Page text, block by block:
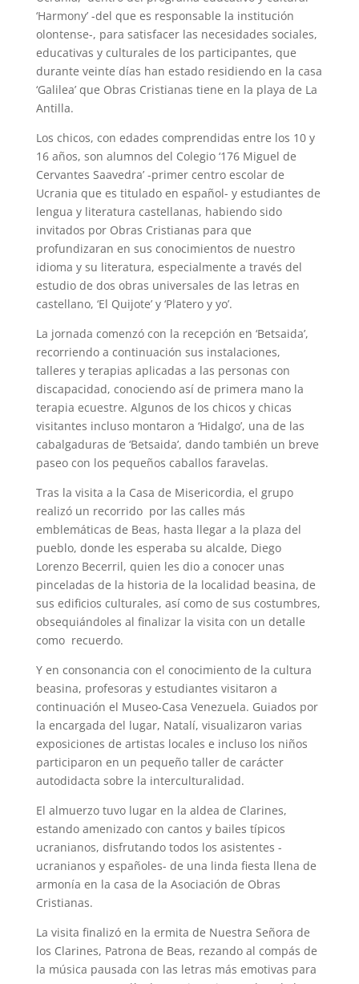
‘Harmony’ -del que es responsable la institución
olontense-, para satisfacer las necesidades sociales,
educativas y culturales de los participantes, que
durante veinte días han estado residiendo en la casa
‘Galilea’ que Obras Cristianas tiene en la playa de La
Antilla.
Los chicos, con edades comprendidas entre los 10 y
16 años, son alumnos del Colegio ‘176 Miguel de
Cervantes Saavedra’ -primer centro escolar de
Ucrania que es titulado en español- y estudiantes de
lengua y literatura castellanas, habiendo sido
invitados por Obras Cristianas para que
profundizaran en sus conocimientos de nuestro
idioma y su literatura, especialmente a través del
estudio de dos obras universales de las letras en
castellano, ‘El Quijote’ y ‘Platero y yo’.
La jornada comenzó con la recepción en ‘Betsaida’,
recorriendo a continuación sus instalaciones,
talleres y terapias aplicadas a las personas con
discapacidad, conociendo así de primera mano la
terapia ecuestre. Algunos de los chicos y chicas
visitantes incluso montaron a ‘Hidalgo’, una de las
cabalgaduras de ‘Betsaida’, dando también un breve
paseo con los pequeños caballos faravelas.
Tras la visita a la Casa de Misericordia, el grupo
realizó un recorrido por las calles más
emblemáticas de Beas, hasta llegar a la plaza del
pueblo, donde les esperaba su alcalde, Diego
Lorenzo Becerril, quien les dio a conocer unas
pinceladas de la historia de la localidad beasina, de
sus edificios culturales, así como de sus costumbres,
obsequiándoles al finalizar la visita con un detalle
como recuerdo.
Y en consonancia con el conocimiento de la cultura
beasina, profesoras y estudiantes visitaron a
continuación el Museo-Casa Venezuela. Guiados por
la encargada del lugar, Natalí, visualizaron varias
exposiciones de artistas locales e incluso los niños
participaron en un pequeño taller de carácter
autodidacta sobre la interculturalidad.
El almuerzo tuvo lugar en la aldea de Clarines,
estando amenizado con cantos y bailes típicos
ucranianos, disfrutando todos los asistentes -
ucranianos y españoles- de una linda fiesta llena de
armonía en la casa de la Asociación de Obras
Cristianas.
La visita finalizó en la ermita de Nuestra Señora de
los Clarines, Patrona de Beas, rezando al compás de
la música pausada con las letras más emotivas para